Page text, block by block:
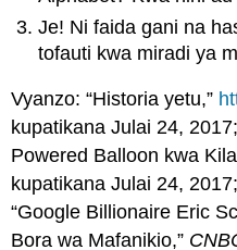
Je! Ni faida gani na
tofauti kwa miradi ya
Vyanzo: “Historia yetu,”
kupatikana Julai 24,
Powered Balloon kwa
kupatikana Julai 24,
“Google Billionaire Eric
Bora wa Mafanikio,”